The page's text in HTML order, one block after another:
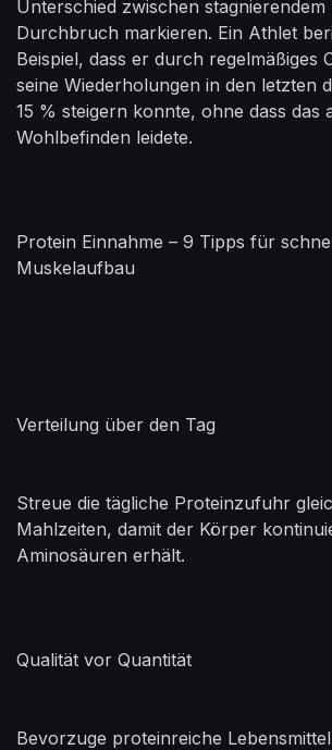
Unterschied zwischen
Durchbruch markieren. Ein Athlet
Beispiel, dass er durch regelmäßiges
seine Wiederholungen in den letzten
15 % steigern konnte, ohne dass das
Wohlbefinden leidete.
Protein Einnahme – 9 Tipps für
Muskelaufbau
Verteilung über den Tag
Streue die tägliche Proteinzufuhr
Mahlzeiten, damit der Körper
Aminosäuren erhält.
Qualität vor Quantität
Bevorzuge proteinreiche